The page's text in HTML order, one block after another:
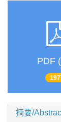
PDF
摘要/